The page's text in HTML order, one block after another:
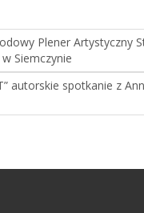
Plener Artystyczny
w Siemczynie
autorskie spotkanie z